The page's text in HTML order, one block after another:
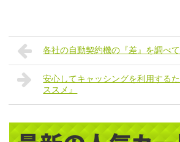
各社の自動契約機の『差』を調べて
安心してキャッシングを利用する
ススメ』